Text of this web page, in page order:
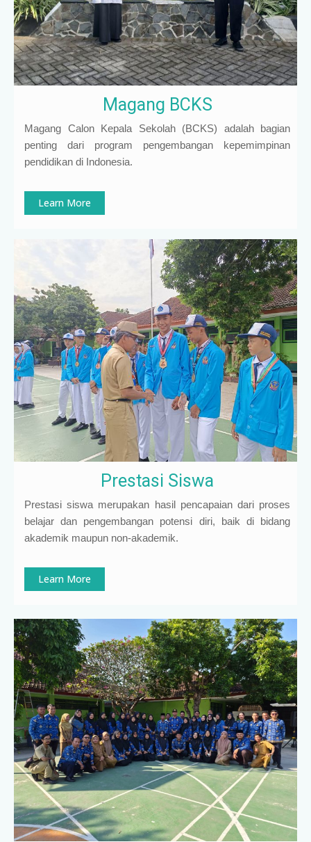
Magang BCKS
Magang Calon Kepala Sekolah (BCKS) adalah bagian
penting dari program pengembangan kepemimpinan
pendidikan di Indonesia.
Learn More
Prestasi Siswa
Prestasi siswa merupakan hasil pencapaian dari proses
belajar dan pengembangan potensi diri, baik di bidang
akademik maupun non-akademik.
Learn More